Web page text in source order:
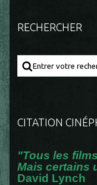
RECHERCHER
CITATION
"Tous les
Mais certains
David Lynch